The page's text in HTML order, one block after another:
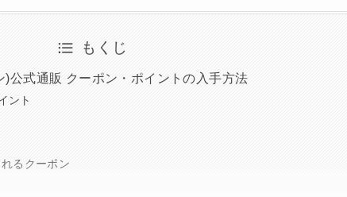
もくじ
公式通販 クーポン・ポイントの入手方法
ント
るクーポン